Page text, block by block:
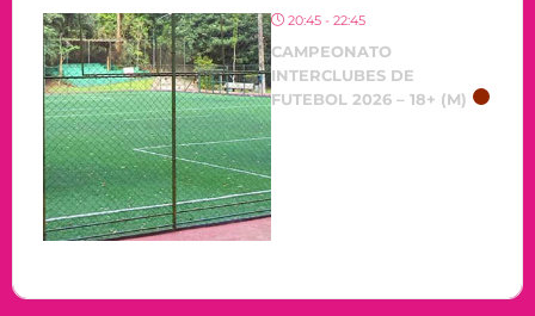
20:45 - 22:45
CAMPEONATO
INTERCLUBES DE
FUTEBOL 2026 – 18+ (M)